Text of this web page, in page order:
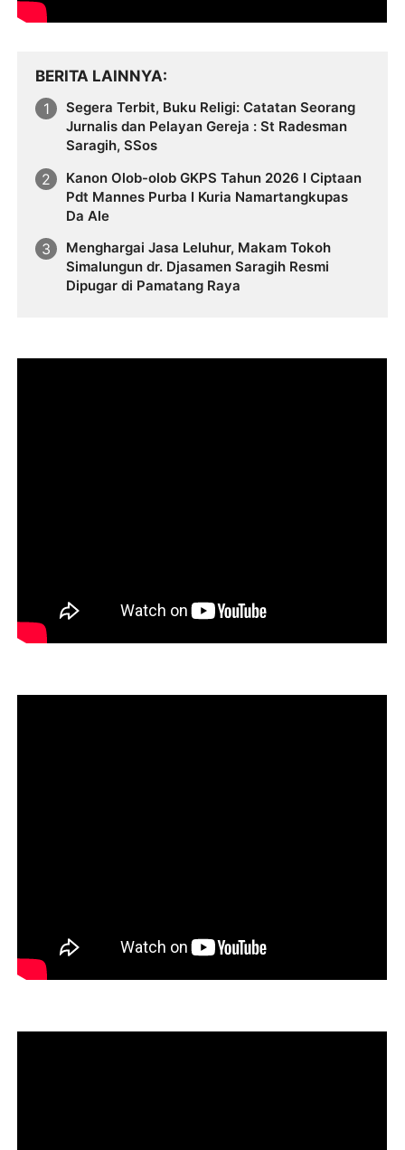
BERITA LAINNYA
Segera Terbit, Buku Religi: Catatan Seorang
Jurnalis dan Pelayan Gereja : St Radesman
Saragih, SSos
Kanon Olob-olob GKPS Tahun 2026 I Ciptaan
Pdt Mannes Purba I Kuria Namartangkupas
Da Ale
Menghargai Jasa Leluhur, Makam Tokoh
Simalungun dr. Djasamen Saragih Resmi
Dipugar di Pamatang Raya